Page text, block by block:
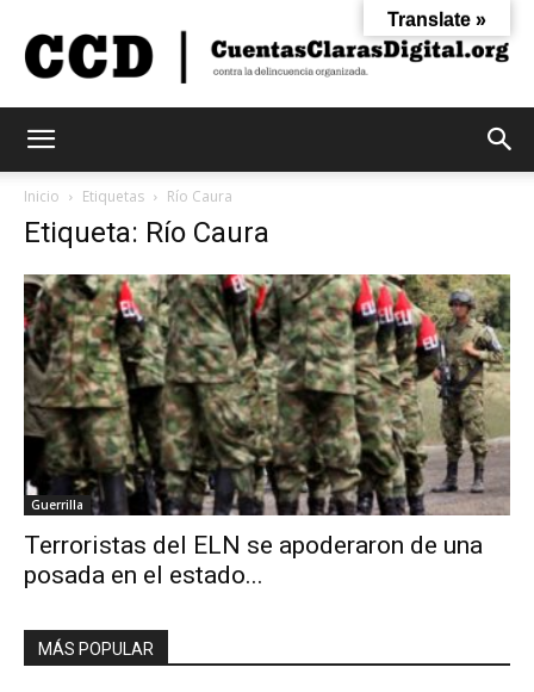
Digital
Inicio Etiquetas Río Caura
Etiqueta: Río Caura
Guerrilla
Terroristas del ELN se apoderaron de una
posada en el estado...
MÁS POPULAR
Translate »